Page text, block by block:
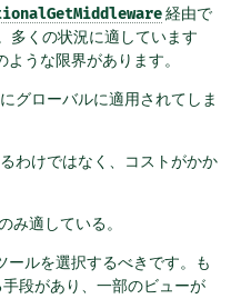
経由で
多くの状況に適しています
うな限界があります。
グローバルに適用されてしま
わけではなく、コストがかか
み適している。
ールを選択するべきです。も
段があり、一部のビューが